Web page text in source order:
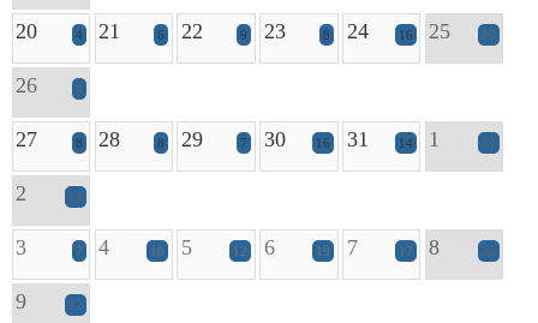
20 4 21 6 22 9 23 8 24 16 25 16
26 9
27 8 28 8 29 7 30 16 31 14 1 11
2 14
3 7 4 10 5 12 6 19 7 17 8 20
9 12